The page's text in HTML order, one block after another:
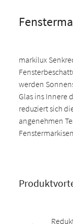
markilux
werden
Glas ins Innere
reduziert sich
angenehmen